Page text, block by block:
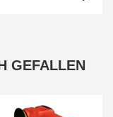
GEFALLEN